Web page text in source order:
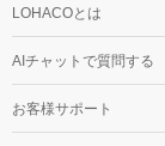
LOHACOとは
AIチャットで質問する
お客様サポート